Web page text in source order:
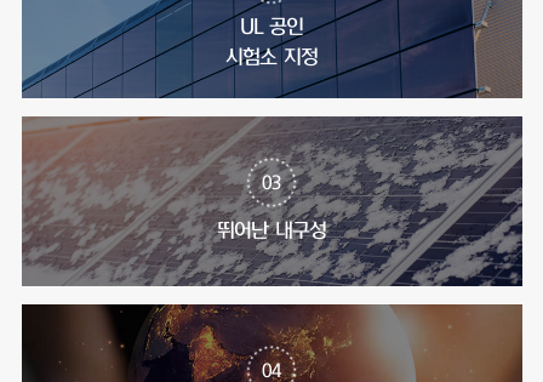
UL 공인
시험소 지정
03
뛰어난 내구성
04